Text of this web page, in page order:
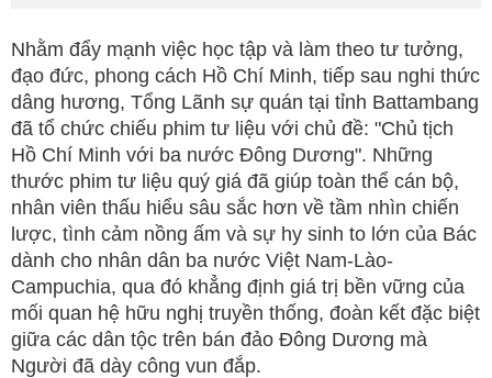
Nhằm đẩy mạnh việc học tập và làm theo tư tưởng,
đạo đức, phong cách Hồ Chí Minh, tiếp sau nghi thức
dâng hương, Tổng Lãnh sự quán tại tỉnh Battambang
đã tổ chức chiếu phim tư liệu với chủ đề: "Chủ tịch
Hồ Chí Minh với ba nước Đông Dương". Những
thước phim tư liệu quý giá đã giúp toàn thể cán bộ,
nhân viên thấu hiểu sâu sắc hơn về tầm nhìn chiến
lược, tình cảm nồng ấm và sự hy sinh to lớn của Bác
dành cho nhân dân ba nước Việt Nam-Lào-
Campuchia, qua đó khẳng định giá trị bền vững của
mối quan hệ hữu nghị truyền thống, đoàn kết đặc biệt
giữa các dân tộc trên bán đảo Đông Dương mà
Người đã dày công vun đắp.